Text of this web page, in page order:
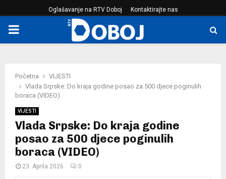
Oglašavanje na RTV Doboj Kontaktirajte nas
PRIMARY
Početna
VIJESTI
Vlada Srpske: Do kraja godine posao za 500 djece poginulih
boraca (VIDEO)
VIJESTI
Vlada Srpske: Do kraja godine
posao za 500 djece poginulih
boraca (VIDEO)
23. Aprila 2026. 0